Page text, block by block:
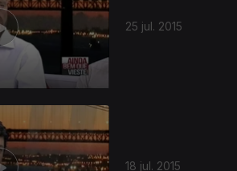
25 jul. 2015
18 jul. 2015